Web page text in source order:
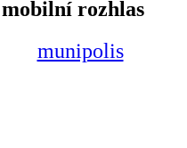
mobilní rozhlas